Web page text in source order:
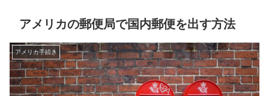
アメリカの郵便局で国内郵便を出す方法
アメリカ手続き